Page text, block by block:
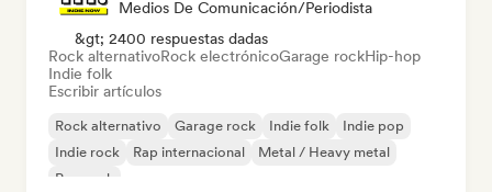
Medios De Comunicación/Periodista
&gt; 2400 respuestas dadas
Rock alternativoRock electrónicoGarage rockHip-hop
Indie folk
Escribir artículos
Rock alternativo Garage rock Indie folk
Indie pop
Indie rock
Rap internacional
Metal / Heavy metal
Pop rock